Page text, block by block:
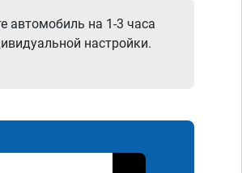
автомобиль на 1-3 часа
настройки.